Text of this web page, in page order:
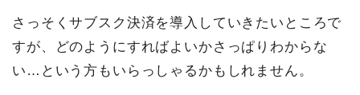
さっそくサブスク決済を導入していきたいところで
すが、どのようにすればよいかさっぱりわからな
い…という方もいらっしゃるかもしれません。